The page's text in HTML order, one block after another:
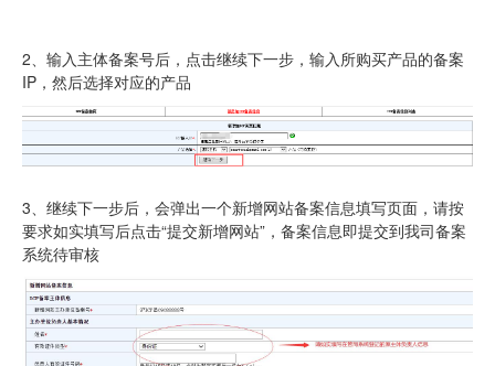
2、输入主体备案号后，点击继续下一步，输入所购买产品的备案
IP，然后选择对应的产品
3、继续下一步后，会弹出一个新增网站备案信息填写页面，请按
要求如实填写后点击“提交新增网站”，备案信息即提交到我司备案
系统待审核